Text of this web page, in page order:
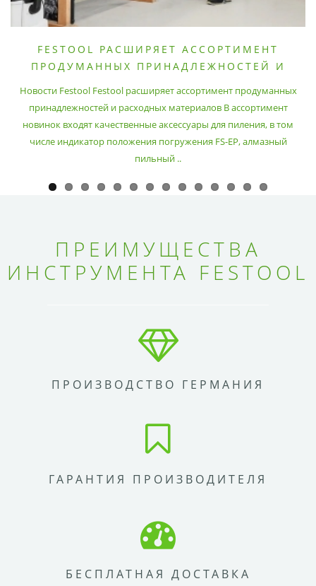
FESTOOL РАСШИРЯЕТ АССОРТИМЕНТ
ПРОДУМАННЫХ ПРИНАДЛЕЖНОСТЕЙ И
Новости Festool Festool расширяет ассортимент продуманных
принадлежностей и расходных материалов В ассортимент
новинок входят качественные аксессуары для пиления, в том
числе индикатор положения погружения FS-EP, алмазный
пильный ..
ПРЕИМУЩЕСТВА
ИНСТРУМЕНТА FESTOOL
ПРОИЗВОДСТВО ГЕРМАНИЯ
ГАРАНТИЯ ПРОИЗВОДИТЕЛЯ
БЕСПЛАТНАЯ ДОСТАВКА